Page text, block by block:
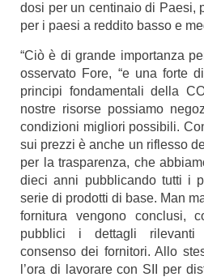
dosi per un centinaio di Paesi,
per i paesi a reddito basso e
“Ciò è di grande importanza
osservato Fore, “e una forte
principi fondamentali della
nostre risorse possiamo
condizioni migliori possibili.
sui prezzi è anche un riflesso
per la trasparenza, che
dieci anni pubblicando tutti i
serie di prodotti di base. Man
fornitura vengono conclusi,
pubblici i dettagli rilevanti
consenso dei fornitori. Allo
l’ora di lavorare con SII per